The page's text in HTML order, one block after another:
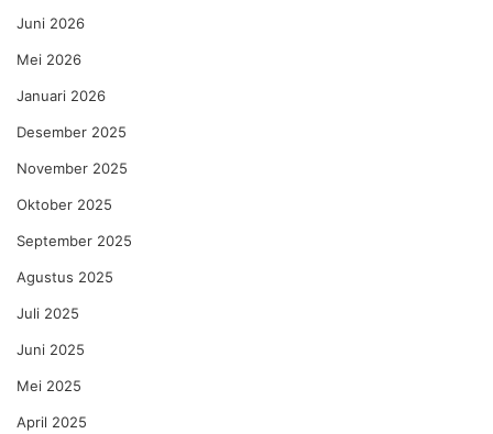
Juni 2026
Mei 2026
Januari 2026
Desember 2025
November 2025
Oktober 2025
September 2025
Agustus 2025
Juli 2025
Juni 2025
Mei 2025
April 2025